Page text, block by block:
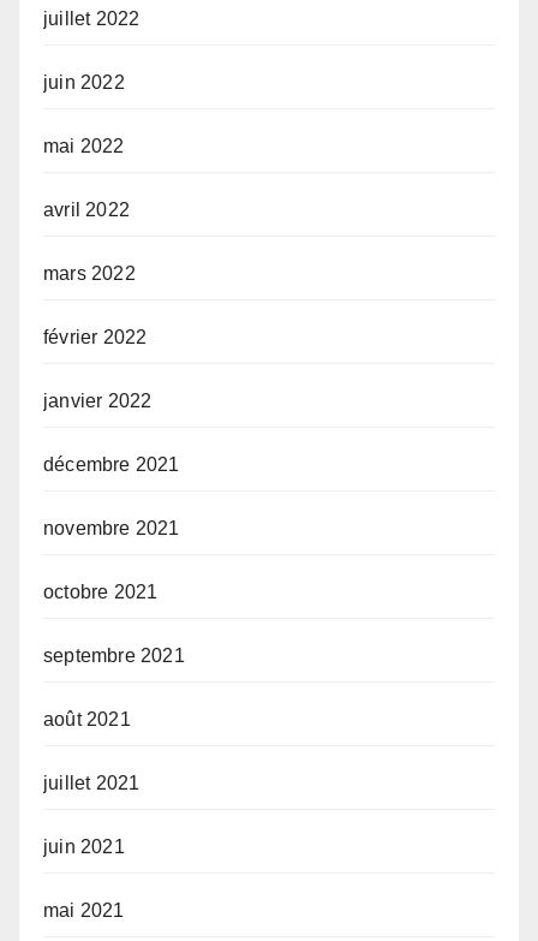
juillet 2022
juin 2022
mai 2022
avril 2022
mars 2022
février 2022
janvier 2022
décembre 2021
novembre 2021
octobre 2021
septembre 2021
août 2021
juillet 2021
juin 2021
mai 2021